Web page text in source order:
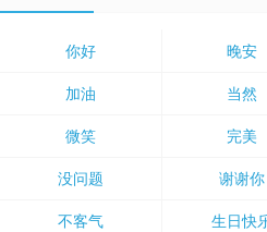
你好 晚安
加油 当然
微笑 完美
没问题 谢谢你
不客气 生日快